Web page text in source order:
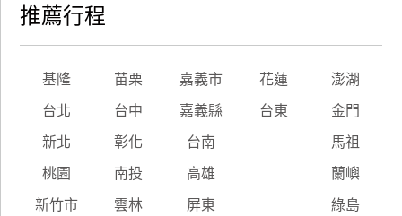
推薦行程
基隆 苗栗 嘉義市 花蓮 澎湖
台北 台中 嘉義縣 台東 金門
新北 彰化 台南 馬祖
桃園 南投 高雄 蘭嶼
新竹市 雲林 屏東 綠島